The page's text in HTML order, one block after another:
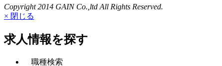
Copyright 2014 GAIN Co.,ltd All Rights Reserved.
× 閉じる
求人情報を探す
職種検索